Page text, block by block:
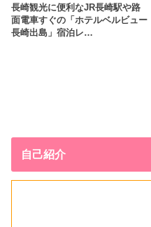
長崎観光に便利なJR長崎駅や路
面電車すぐの「ホテルベルビュー
長崎出島」宿泊レ…
自己紹介